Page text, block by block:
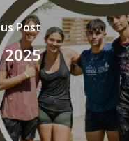
Post
2025